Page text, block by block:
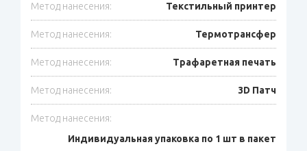
Метод нанесения: Текстильный принтер
Метод нанесения: Термотрансфер
Метод нанесения: Трафаретная печать
Метод нанесения: 3D Патч
Метод нанесения:
Индивидуальная упаковка по 1 шт в пакет